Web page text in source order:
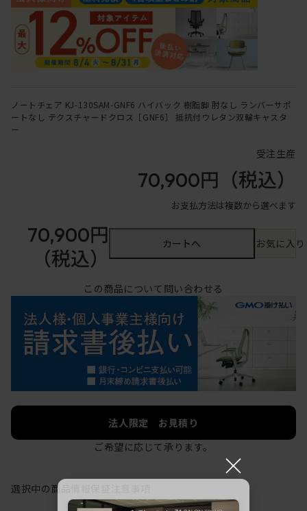
ノートチェア KJ-130SAM-GNF6 ハイバック 樹脂脚 肘なし ランバーサポ
ートなし テクスチャードクロス［GNF6］ 抵抗付ウレタン双輪キャスタ
ー
受注生産
70,900円 （税込）
お支払方法は複数から選べます
70,900円
（税込）
カートへ お気に入
この商品について問い合わせる
法人限定 お見積り
ご希望に応じて承ります。
選択中の商品情報
×